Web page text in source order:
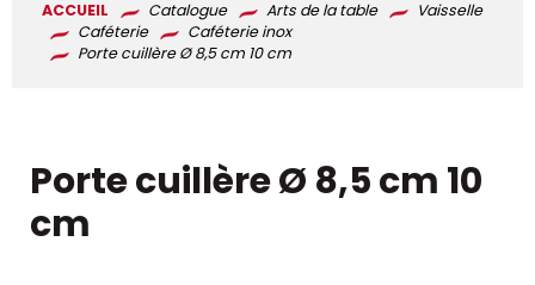
ACCUEIL Catalogue Arts de la table
Vaisselle
Caféterie
Caféterie inox
Porte cuillère Ø 8,5 cm 10 cm
Porte cuillère Ø 8,5 cm 10
cm